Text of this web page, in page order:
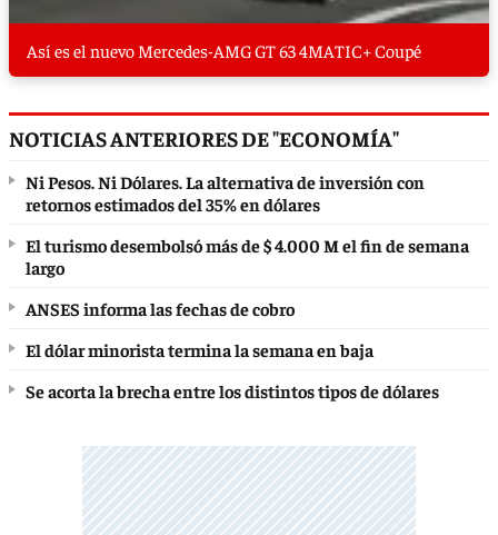
Así es el nuevo Mercedes-AMG GT 63 4MATIC+ Coupé
NOTICIAS ANTERIORES DE "ECONOMÍA"
Ni Pesos. Ni Dólares. La alternativa de inversión con
retornos estimados del 35% en dólares
El turismo desembolsó más de $ 4.000 M el fin de semana
largo
ANSES informa las fechas de cobro
El dólar minorista termina la semana en baja
Se acorta la brecha entre los distintos tipos de dólares